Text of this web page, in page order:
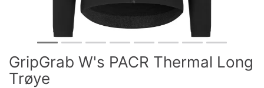
GripGrab W's PACR Thermal Long
Trøye